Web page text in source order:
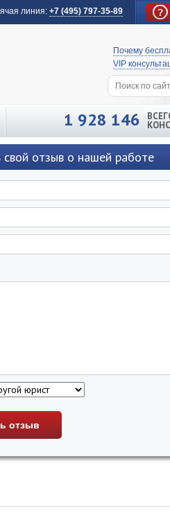
линия: +7 (495) 797-35-89
Почему
VIP
1 928 146
свой отзыв о нашей работе